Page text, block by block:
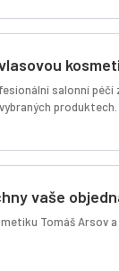
salonní
produktech.
vaše
Tomáš Arsov